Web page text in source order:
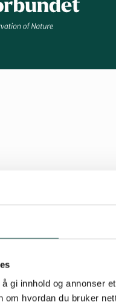
gi innhold og annonser
om hvordan du bruker